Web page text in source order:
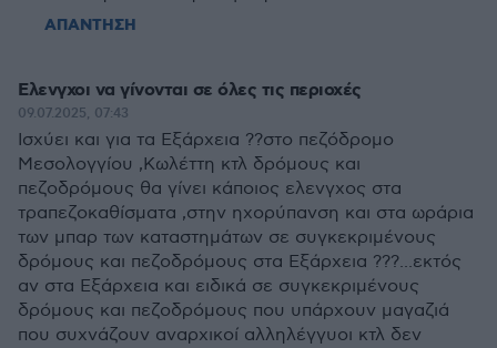
ΑΠΑΝΤΗΣΗ
Ελενγχοι να γίνονται σε όλες τις περιοχές
09.07.2025, 07:43
Ισχύει και για τα Εξάρχεια ??στο πεζόδρομο
Μεσολογγίου ,Κωλέττη κτλ δρόμους και
πεζοδρόμους θα γίνει κάποιος ελενγχος στα
τραπεζοκαθίσματα ,στην ηχορύπανση και στα ωράρια
των μπαρ των καταστημάτων σε συγκεκριμένους
δρόμους και πεζοδρόμους στα Εξάρχεια ???...εκτός
αν στα Εξάρχεια και ειδικά σε συγκεκριμένους
δρόμους και πεζοδρόμους που υπάρχουν μαγαζιά
που συχνάζουν αναρχικοί αλληλέγγυοι κτλ δεν